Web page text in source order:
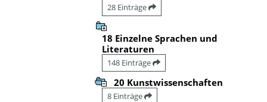
28 Einträge
18 Einzelne Sprachen und
Literaturen
148 Einträge
20 Kunstwissenschaften
8 Einträge